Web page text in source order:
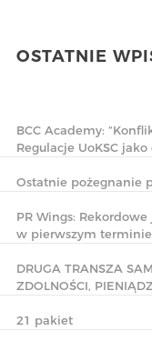
OSTATNIE
BCC Academy:
Regulacje UoKSC
Ostatnie pożegnanie
PR Wings:
w pierwszym terminie
DRUGA TRANSZA
ZDOLNOŚCI,
21 pakiet